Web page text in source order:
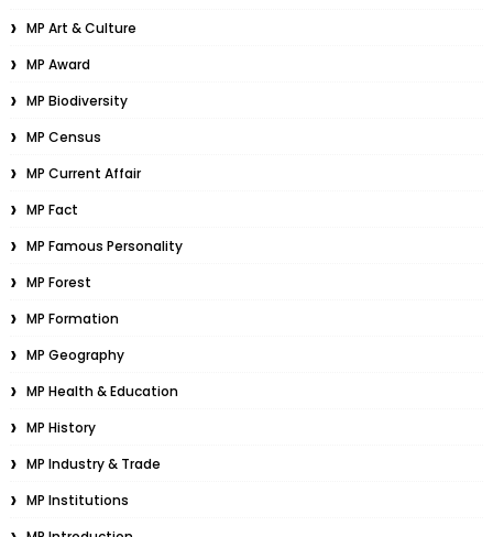
MP Art & Culture
MP Award
MP Biodiversity
MP Census
MP Current Affair
MP Fact
MP Famous Personality
MP Forest
MP Formation
MP Geography
MP Health & Education
MP History
MP Industry & Trade
MP Institutions